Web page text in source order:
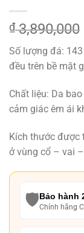
₫3,890,000
Số lượng đá:
đều trên bề mặt
Chất liệu: Da
cảm giác êm ái
Kích thước được
ở vùng cổ – vai
🛡️Bảo hành
Chính hãng